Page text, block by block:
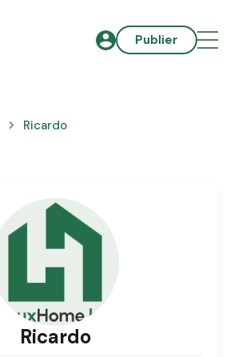
Publier
Ricardo
Ricardo